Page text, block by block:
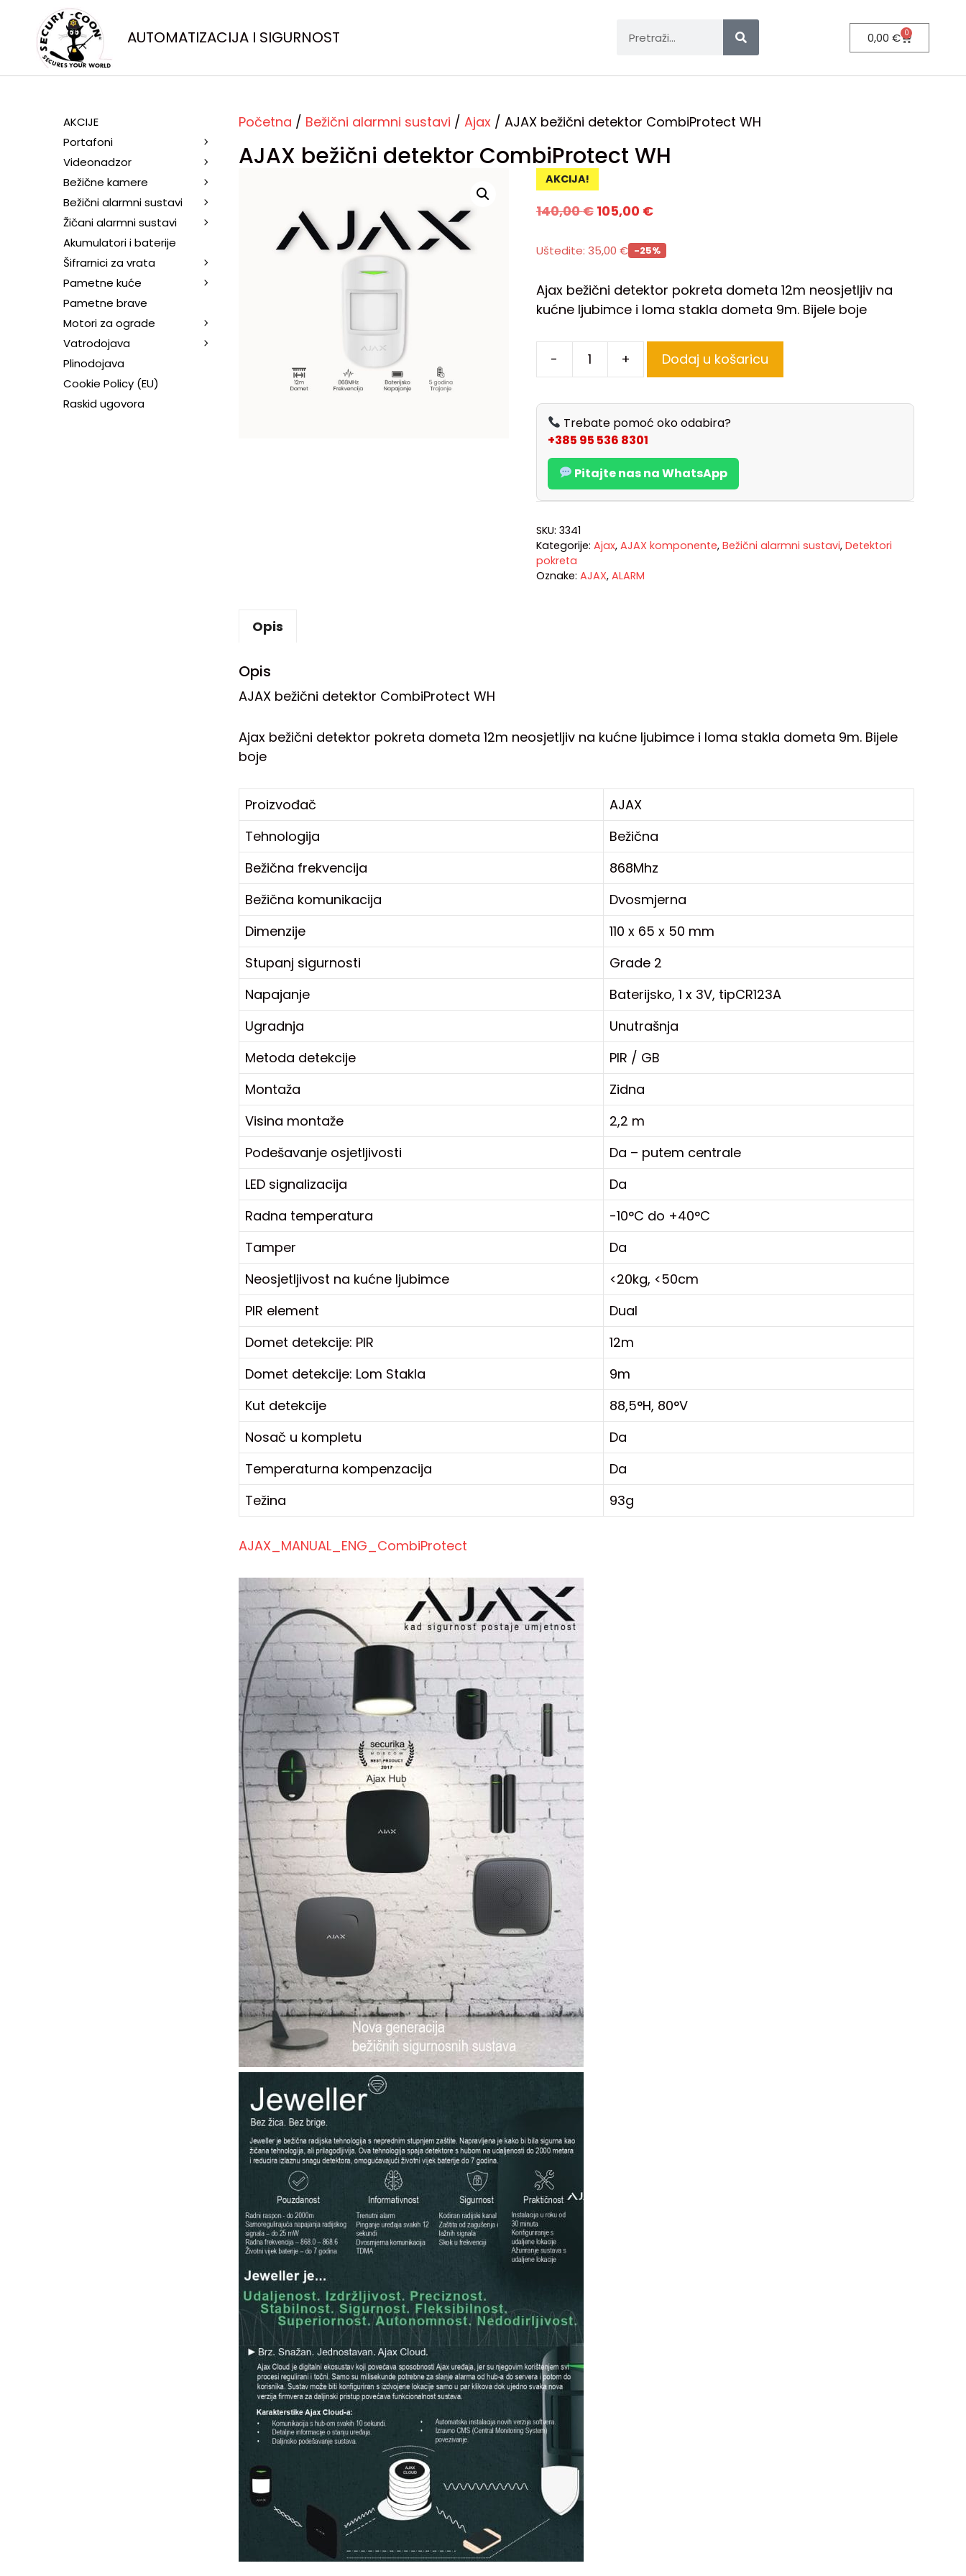
AUTOMATIZACIJA I SIGURNOST 0,00€ 0
Početna / Bežični alarmni sustavi / Ajax / AJAX bežični detektor CombiProtect WH
AJAX bežični detektor CombiProtect WH
AKCIJA!
140,00€ 105,00 €
Uštedite: 35,00 € -25%
Ajax bežični detektor pokreta dometa 12m neosjetljiv na
kućne ljubimce i loma stakla dometa 9m. Bijele boje
- + Dodaj u košaricu
Trebate pomoć oko odabira?
+385 95 536 8301
Pitajte nas na WhatsApp
SKU: 3341
Kategorije: Ajax, AJAX komponente, Bežični alarmni sustavi, Detektori
pokreta
Oznake: AJAX, ALARM
Opis
Opis
AJAX bežični detektor CombiProtect WH
Ajax bežični detektor pokreta dometa 12m neosjetljiv na kućne ljubimce i loma stakla dometa 9m. Bijele
boje
Proizvođač
AJAX
Tehnologija
Bežična
Bežična frekvencija
868Mhz
Bežična komunikacija
Dvosmjerna
Dimenzije
110 x 65 x 50 mm
Stupanj sigurnosti
Grade 2
Napajanje
Baterijsko, 1 x 3V, tipCR123A
Ugradnja
Unutrašnja
Metoda detekcije
PIR / GB
Montaža
Zidna
Visina montaže
2,2 m
Podešavanje osjetljivosti
Da – putem centrale
LED signalizacija
Da
Radna temperatura
-10°C do +40°C
Tamper
Da
Neosjetljivost na kućne ljubimce
<20kg, <50cm
PIR element
Dual
Domet detekcije: PIR
12m
Domet detekcije: Lom Stakla
9m
Kut detekcije
88,5°H, 80°V
Nosač u kompletu
Da
Temperaturna kompenzacija
Da
Težina
93g
AJAX_MANUAL_ENG_CombiProtect
AKCIJE
Portafoni
Videonadzor
Bežične kamere
Bežični alarmni sustavi
Žičani alarmni sustavi
Akumulatori i baterije
Šifrarnici za vrata
Pametne kuće
Pametne brave
Motori za ograde
Vatrodojava
Plinodojava
Cookie Policy (EU)
Raskid ugovora